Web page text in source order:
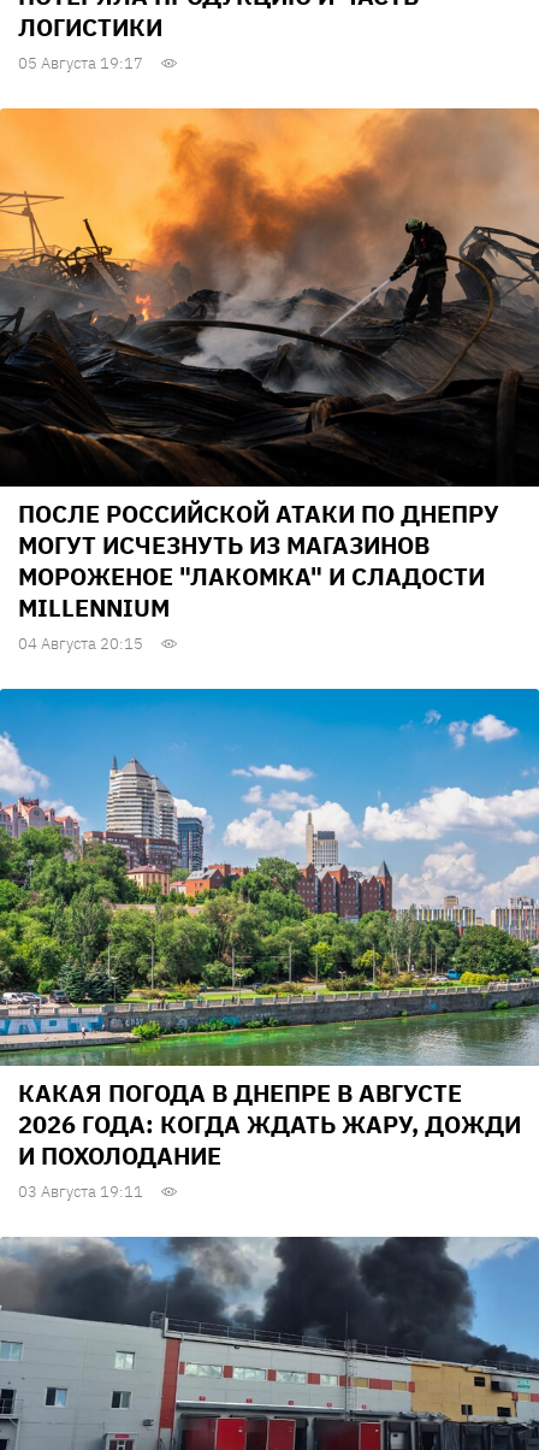
ЛОГИСТИКИ
05 Августа 19:17
ПОСЛЕ РОССИЙСКОЙ АТАКИ ПО ДНЕПРУ
МОГУТ ИСЧЕЗНУТЬ ИЗ МАГАЗИНОВ
МОРОЖЕНОЕ "ЛАКОМКА" И СЛАДОСТИ
MILLENNIUM
04 Августа 20:15
КАКАЯ ПОГОДА В ДНЕПРЕ В АВГУСТЕ
2026 ГОДА: КОГДА ЖДАТЬ ЖАРУ, ДОЖДИ
И ПОХОЛОДАНИЕ
03 Августа 19:11